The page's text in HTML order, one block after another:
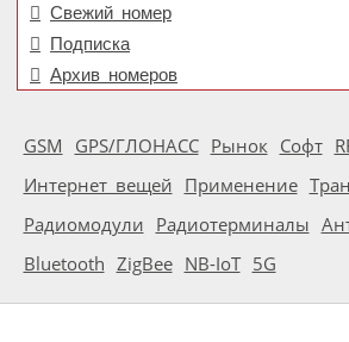
Свежий номер
Подписка
Архив номеров
GSM GPS/ГЛОНАСС Рынок Софт
Интернет вещей Применение
Радиомодули Радиотерминалы
Bluetooth ZigBee NB-IoT 5G